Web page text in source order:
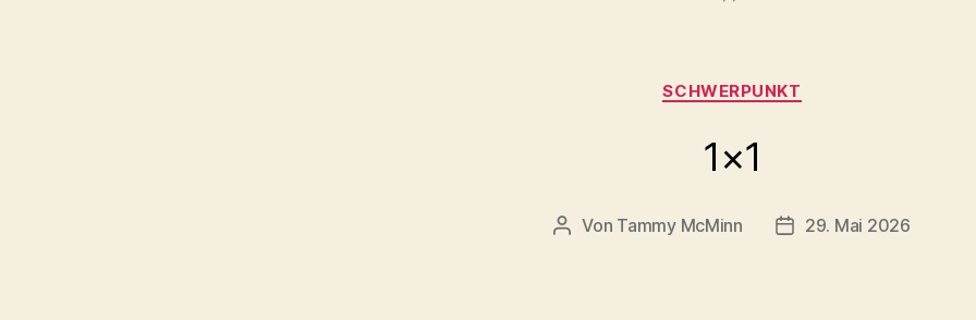
Kategorien
SCHWERPUNKT
1×1
Beitragsautor
Von Tammy McMinn Beitragsdatum
29. Mai 2026